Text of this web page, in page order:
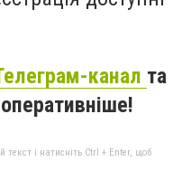
канал та
текст і натисніть Ctrl + Enter, щоб